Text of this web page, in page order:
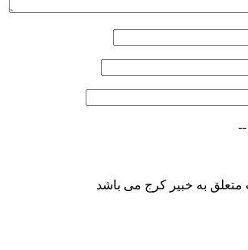
--
به خبیر کرج می باشد